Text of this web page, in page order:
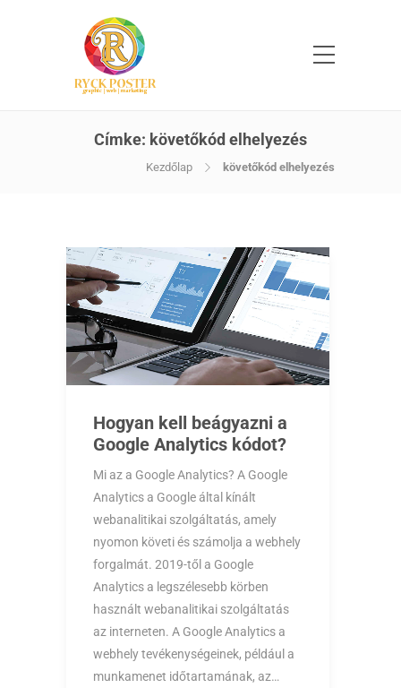
Címke: követőkód elhelyezés
Kezdőlap követőkód elhelyezés
Hogyan kell beágyazni a
Google Analytics kódot?
Mi az a Google Analytics? A Google
Analytics a Google által kínált
webanalitikai szolgáltatás, amely
nyomon követi és számolja a webhely
forgalmát. 2019-től a Google
Analytics a legszélesebb körben
használt webanalitikai szolgáltatás
az interneten. A Google Analytics a
webhely tevékenységeinek, például a
munkamenet időtartamának, az…